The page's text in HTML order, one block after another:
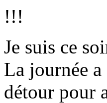
!!!
Je suis ce
La journée a
détour pour